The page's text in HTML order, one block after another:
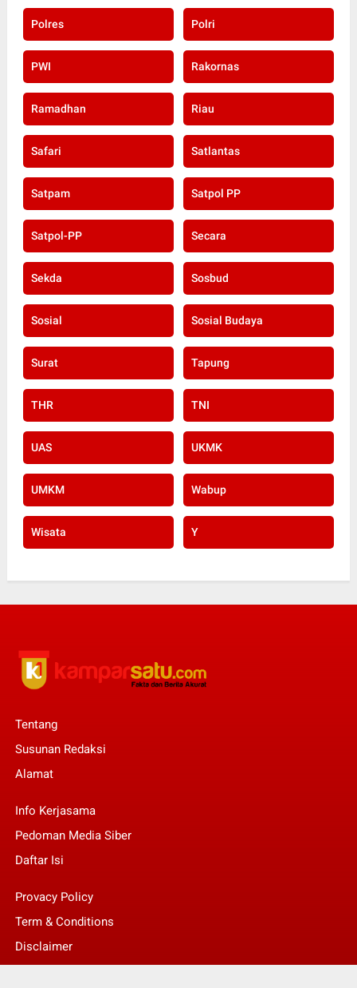
Polres Polri
PWI Rakornas
Ramadhan Riau
Safari Satlantas
Satpam Satpol PP
Satpol-PP Secara
Sekda Sosbud
Sosial Sosial Budaya
Surat Tapung
THR TNI
UAS UKMK
UMKM Wabup
Wisata Y
Tentang
Susunan Redaksi
Alamat
Info Kerjasama
Pedoman Media Siber
Daftar Isi
Provacy Policy
Term & Conditions
Disclaimer